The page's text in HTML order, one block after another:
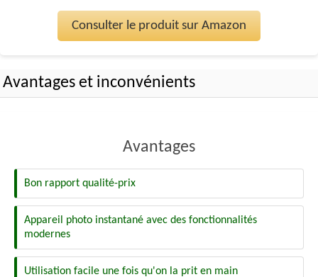
Consulter le produit sur Amazon
Avantages et inconvénients
Avantages
Bon rapport qualité-prix
Appareil photo instantané avec des fonctionnalités
modernes
Utilisation facile une fois qu'on la prit en main